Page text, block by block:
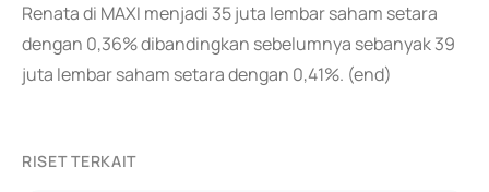
Renata di MAXI menjadi 35 juta lembar saham setara
dengan 0,36% dibandingkan sebelumnya sebanyak 39
juta lembar saham setara dengan 0,41%. (end)
RISET TERKAIT